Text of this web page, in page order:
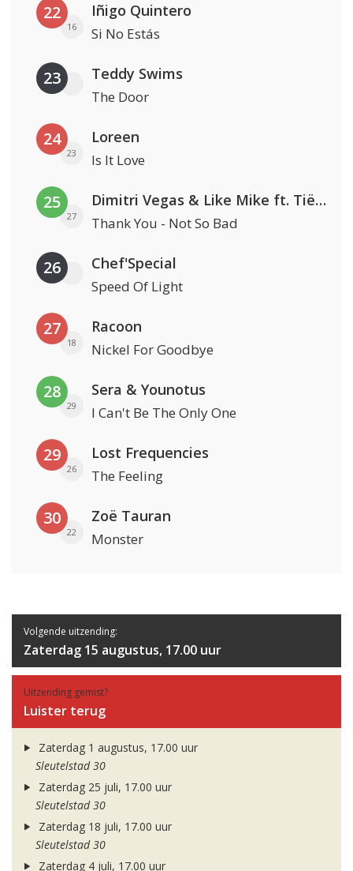
22
16
Iñigo Quintero
Si No Estás
23 Teddy Swims
The Door
24
23
Loreen
Is It Love
25
27
Dimitri Vegas & Like Mike ft. Tiësto, W&W & Dido
Thank You - Not So Bad
26 Chef'Special
Speed Of Light
27
18
Racoon
Nickel For Goodbye
28
29
Sera & Younotus
I Can't Be The Only One
29
26
Lost Frequencies
The Feeling
30
22
Zoë Tauran
Monster
Volgende uitzending:
Zaterdag 15 augustus, 17.00 uur
Uitzending gemist?
Luister terug
Zaterdag 1 augustus, 17.00 uur
Sleutelstad 30
Zaterdag 25 juli, 17.00 uur
Sleutelstad 30
Zaterdag 18 juli, 17.00 uur
Sleutelstad 30
Zaterdag 4 juli, 17.00 uur